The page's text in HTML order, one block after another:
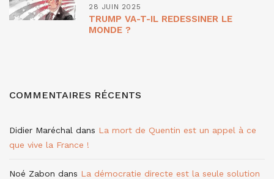
28 JUIN 2025
TRUMP VA-T-IL REDESSINER LE
MONDE ?
COMMENTAIRES RÉCENTS
Didier Maréchal dans La mort de Quentin est un appel à ce
que vive la France !
Noé Zabon dans La démocratie directe est la seule solution